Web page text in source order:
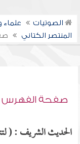
الصوتيات علماء
المنتصر الكتاني
صفحة الفهرس
الحديث الشريف : (